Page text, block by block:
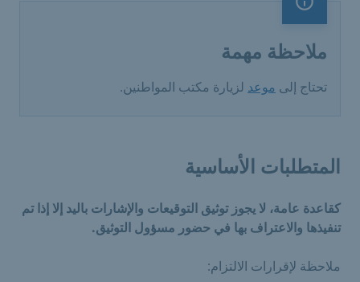
ملاحظة مهمة
ملاحظة مهمة
تحتاج إلى موعد لزيارة مكتب المواطنين.
المتطلبات الأساسية
كقاعدة عامة، لا يجوز توثيق التوقيعات والإشارات باليد إلا إذا تم
تنفيذها والاعتراف بها في حضور مسؤول التوثيق.
ملاحظة لإقرارات الالتزام: